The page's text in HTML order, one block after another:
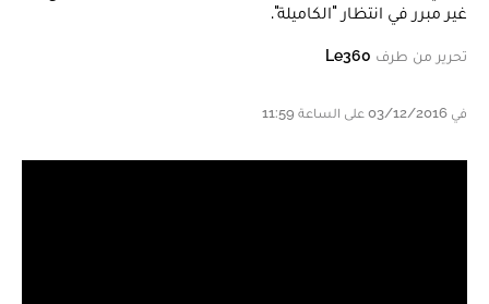
غير مبرر في انتظار "الكاميلة".
تحرير من طرف Le360
في 03/12/2016 على الساعة 11:59